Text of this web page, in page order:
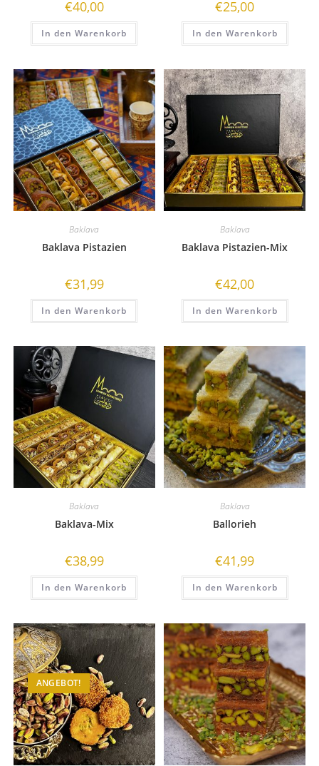
€40,00
In den Warenkorb
€25,00
In den Warenkorb
Baklava
Baklava Pistazien
€31,99
In den Warenkorb
Baklava
Baklava Pistazien-Mix
€42,00
In den Warenkorb
Baklava
Baklava-Mix
€38,99
In den Warenkorb
Baklava
Ballorieh
€41,99
In den Warenkorb
ANGEBOT!